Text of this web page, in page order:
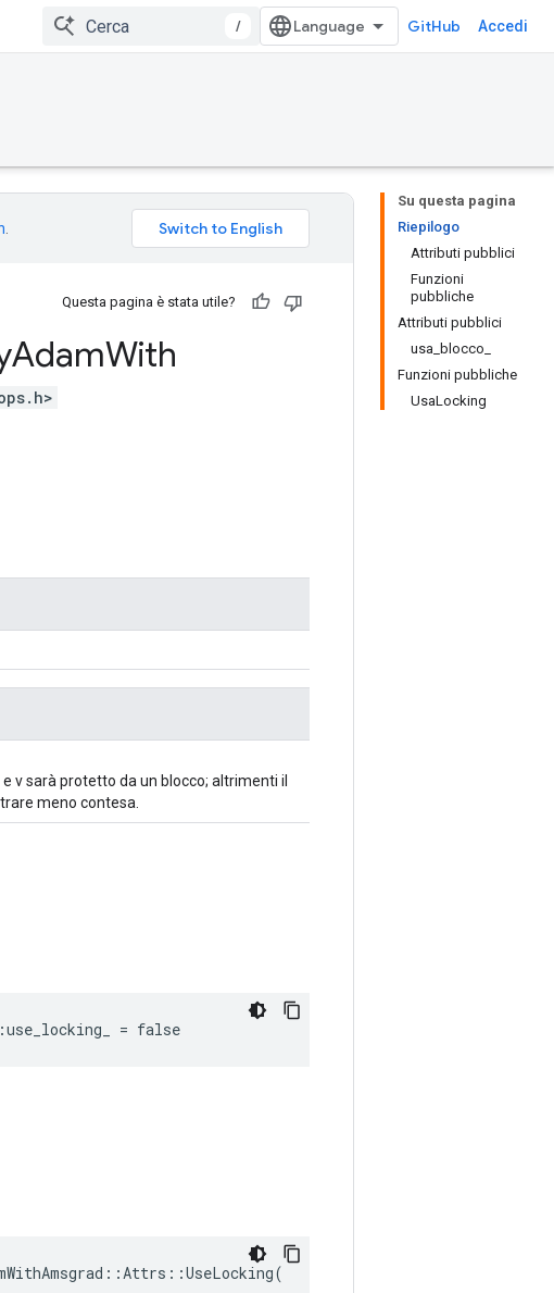
/ GitHub Accedi
Su questa pagina
Riepilogo
Attributi pubblici
Funzioni
pubbliche
Attributi pubblici
usa_blocco_
Funzioni pubbliche
UsaLocking
Questa pagina è stata utile?
AdamWith
v sarà protetto da un blocco; altrimenti il
meno contesa.
= false